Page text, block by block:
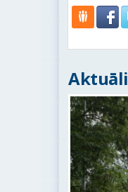
Aktuāli